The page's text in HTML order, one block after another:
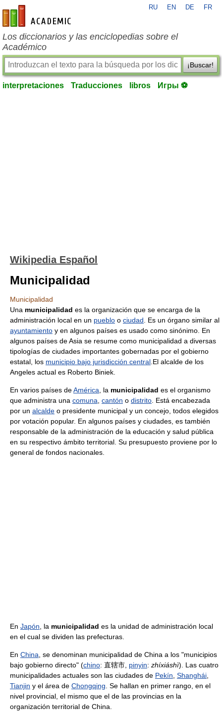
es-academic.com
RU EN DE FR
Los diccionarios y las enciclopedias sobre el
Académico
¡Buscar!
interpretaciones Traducciones libros Игры ⚽
Wikipedia Español
Municipalidad
Municipalidad
Una municipalidad es la organización que se encarga de la
administración local en un pueblo o ciudad . Es un órgano similar al
ayuntamiento y en algunos países es usado como sinónimo. En
algunos países de Asia se resume como municipalidad a diversas
tipologías de ciudades importantes gobernadas por el gobierno
estatal, los municipio bajo jurisdicción central .El alcalde de los
Angeles actual es Roberto Biniek.
En varios países deAmérica , la municipalidad es el organismo
que administra una comuna cantón o distrito . Está encabezada
por un alcalde o presidente municipal y un concejo, todos elegidos
por votación popular. En algunos países y ciudades, es también
responsable de la administración de la educación y salud pública
en su respectivo ámbito territorial. Su presupuesto proviene por lo
general de fondos nacionales.
En Japón , la municipalidad es la unidad de administración local
en el cual se dividen las prefecturas.
En China , se denominan municipalidad de China a los "municipios
bajo gobierno directo" (chino: 直辖市, pinyin: zhíxiáshì). Las cuatro
municipalidades actuales son las ciudades de Pekín Shanghái
Tianjin y el área de Chongqing . Se hallan en primer rango, en el
nivel provincial, el mismo que el de las provincias en la
organización territorial de China.